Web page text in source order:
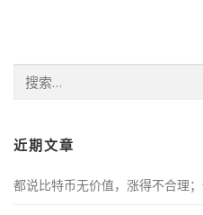
索：
近期文章
都说比特币无价值，涨得不合理